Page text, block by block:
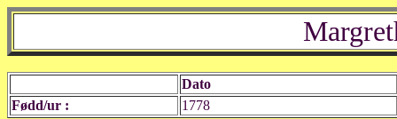
Dato
Fødd/ur :
1778